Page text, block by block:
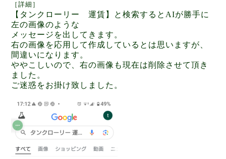
［ 詳細 ］
【タンクローリー 運賃】と検索するとAIが勝手に
左の画像のような
メッセージを出してきます。
右の画像を応用して作成しているとは思いますが、
間違いになります。
ややこしいので、右の画像も現在は削除させて頂き
ました。
ご迷惑をお掛け致しました。